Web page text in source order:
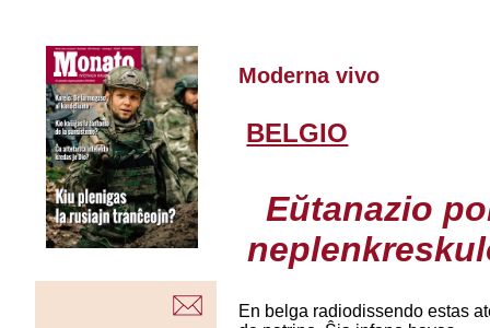
Moderna vivo
BELGIO
Eŭtanazio
En belga radiodissendo estas